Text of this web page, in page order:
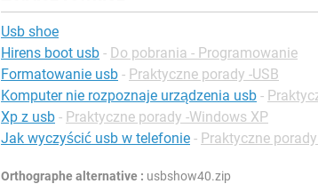
Usb shoe
Hirens boot usb - Do pobrania - Programowanie
Formatowanie usb - Praktyczne porady -USB
Komputer nie rozpoznaje urządzenia usb -
Xp z usb - Praktyczne porady -Windows XP
Jak wyczyścić usb w telefonie - Praktyczne
Orthographe alternative : usbshow40.zip